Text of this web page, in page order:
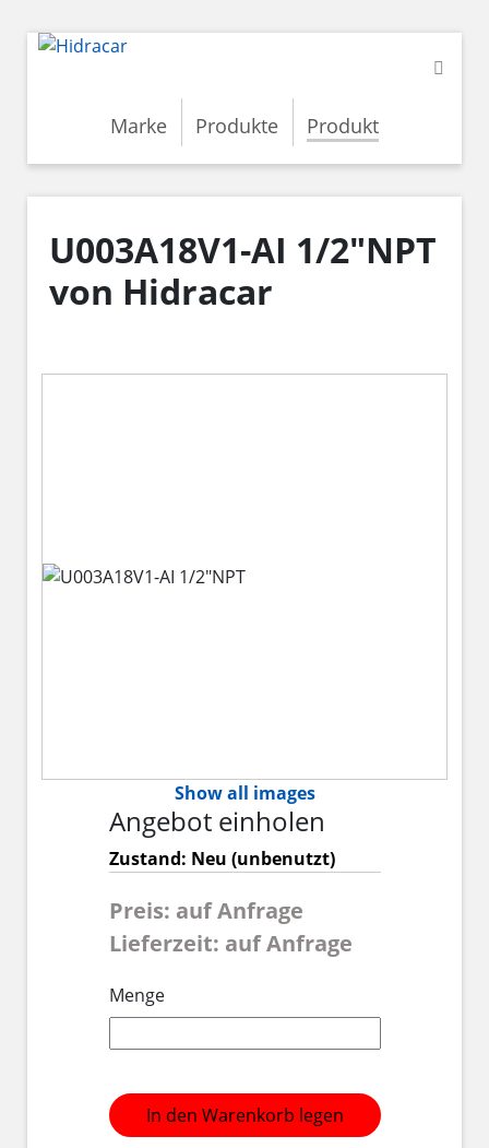
Marke Produkte Produkt
U003A18V1-AI 1/2"NPT
von Hidracar
Show all images
Angebot einholen
Zustand: Neu (unbenutzt)
Preis: auf Anfrage
Lieferzeit: auf Anfrage
Menge
In den Warenkorb legen